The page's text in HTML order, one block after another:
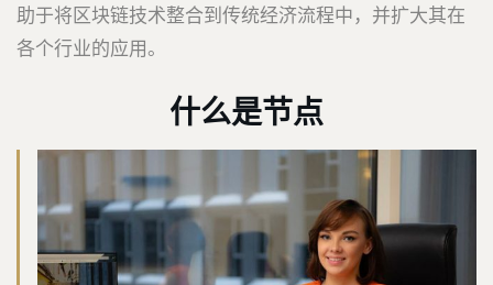
助于将区块链技术整合到传统经济流程中，并扩大其在
各个行业的应用。
什么是节点